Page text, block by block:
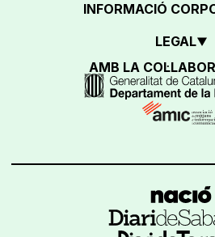
INFORMACIÓ
LEGAL
AMB LA